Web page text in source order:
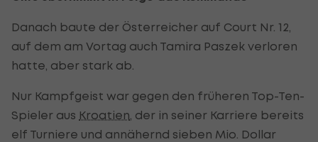
Danach baute der Österreicher auf Court Nr. 12,
auf dem am Vortag auch Tamira Paszek verloren
hatte, aber stark ab.
Nur Kampfgeist war gegen den früheren Top-Ten-
Spieler aus Kroatien , der in seiner Karriere bereits
elf Turniere und annähernd sieben Mio. Dollar